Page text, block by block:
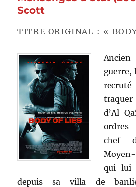
Scott
TITRE ORIGINAL : «
guerre,
traquer
d’Al-
ordres
chef
qui lui
depuis sa villa de